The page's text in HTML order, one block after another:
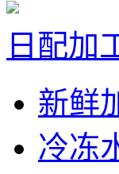
日配加
新鲜
冷冻